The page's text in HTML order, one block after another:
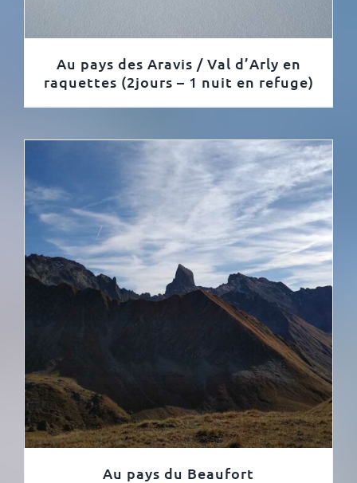
Au pays des Aravis / Val d’Arly en
raquettes (2jours – 1 nuit en refuge)
Au pays du Beaufort